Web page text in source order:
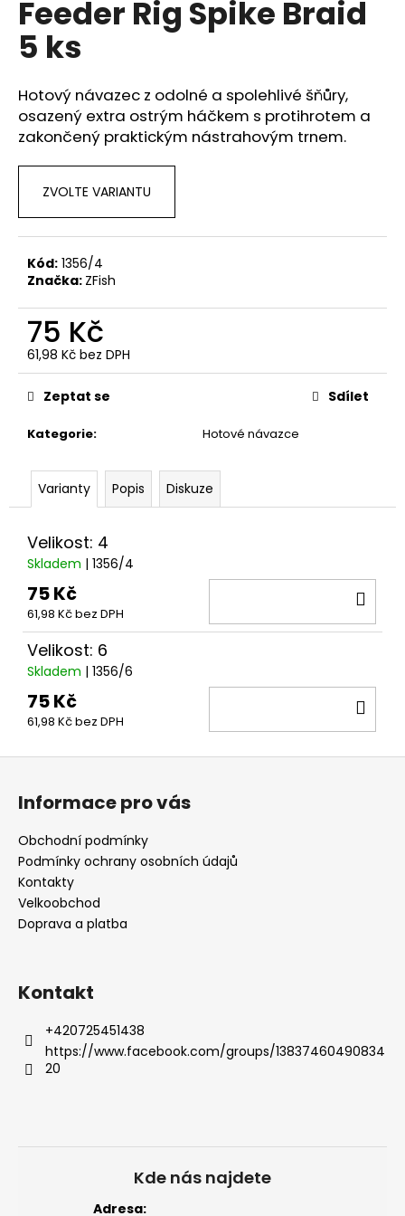
Feeder Rig Spike Braid
5 ks
Hotový návazec z odolné a spolehlivé šňůry,
osazený extra ostrým háčkem s protihrotem a
zakončený praktickým nástrahovým trnem.
ZVOLTE VARIANTU
Kód: 1356/4
Značka: ZFish
75 Kč
61,98 Kč bez DPH
Měrná
cena:
Kategorie: Hotové návazce
Zeptat se Sdílet
Varianty Popis Diskuze
Velikost: 4
Skladem | 1356/4
75 Kč
61,98 Kč bez DPH
Velikost: 6
Skladem | 1356/6
75 Kč
61,98 Kč bez DPH
a
j
t
?
D
o
p
o
r
u
č
u
e
HORIZONT
22
Kč
Informace pro vás
Obchodní podmínky
Podmínky ochrany osobních údajů
Kontakty
Velkoobchod
Doprava a platba
Kontakt
+420725451438
https://www.facebook.com/groups/13837460490834
20
Kde nás najdete
Adresa: